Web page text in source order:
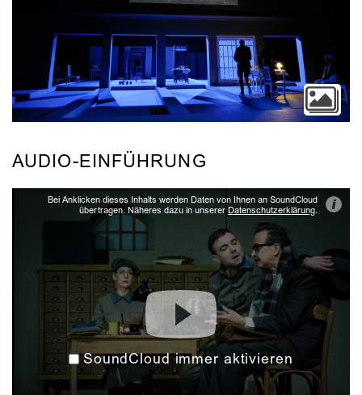
AUDIO-EINFÜHRUNG
Bei Anklicken dieses Inhalts werden Daten von Ihnen an SoundCloud
übertragen. Näheres dazu in unserer Datenschutzerklärung. i
SoundCloud immer aktivieren